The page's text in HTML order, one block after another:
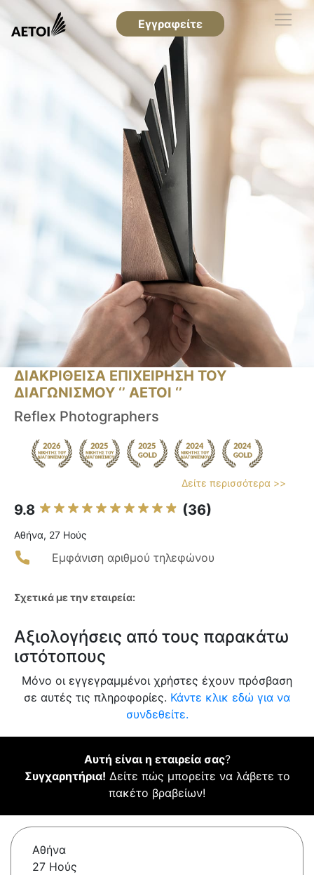
Εγγραφείτε
ΔΙΑΚΡΙΘΕΙΣΑ ΕΠΙΧΕΙΡΗΣΗ ΤΟΥ
ΔΙΑΓΩΝΙΣΜΟΥ ‘’ ΑΕΤΟΙ ‘’
Reflex Photographers
Δείτε περισσότερα >>
9.8 (36)
Αθήνα, 27 Ηούς
Εμφάνιση αριθμού τηλεφώνου
Σχετικά με την εταιρεία:
Αξιολογήσεις από τους παρακάτω
ιστότοπους
Μόνο οι εγγεγραμμένοι χρήστες έχουν πρόσβαση
σε αυτές τις πληροφορίες. Κάντε κλικ εδώ για να
συνδεθείτε.
Αυτή είναι η εταιρεία σας?
Συγχαρητήρια! Δείτε πώς μπορείτε να λάβετε το
πακέτο βραβείων!
Αθήνα
27 Ηούς